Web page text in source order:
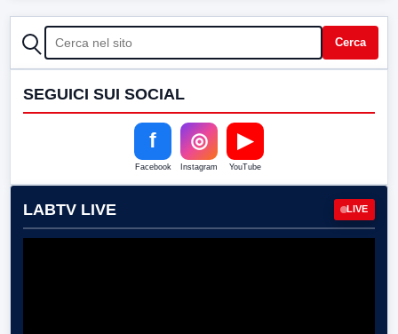
CERCA Cerca
SEGUICI SUI SOCIAL
f
Facebook
◎
Instagram
▶
YouTube
LABTV LIVE LIVE